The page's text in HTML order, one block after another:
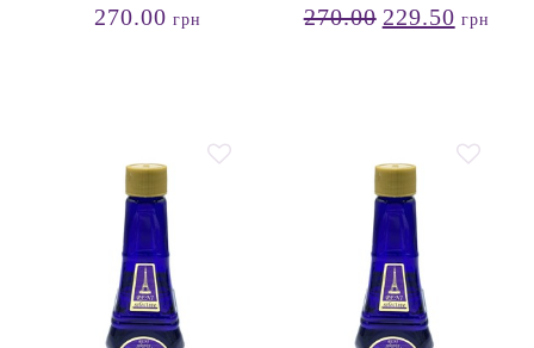
270.00 грн 270.00 229.50 грн